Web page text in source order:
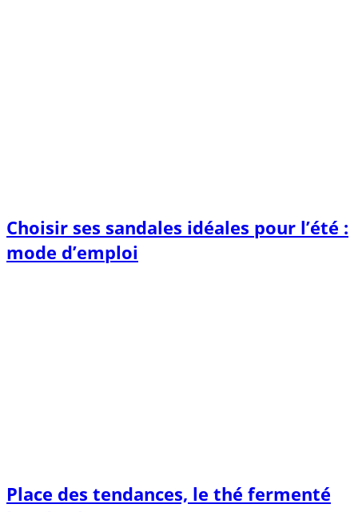
Choisir ses sandales idéales pour l’été :
mode d’emploi
Place des tendances, le thé fermenté